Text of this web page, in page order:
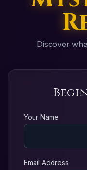
Discover
Your Name
Email Address